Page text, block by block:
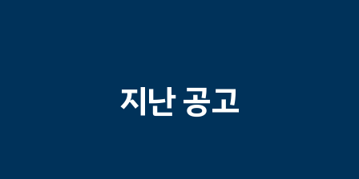
지난 공고